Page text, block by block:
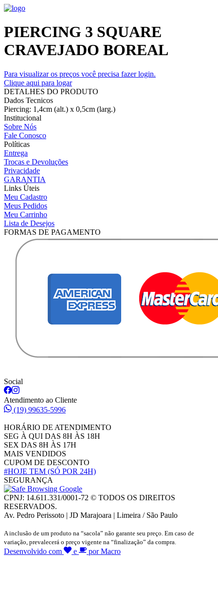
PIERCING 3 SQUARE
CRAVEJADO BOREAL
Para visualizar os preços você precisa fazer login.
Clique aqui para logar
DETALHES DO PRODUTO
Dados Tecnicos
Piercing: 1,4cm (alt.) x 0,5cm (larg.)
Institucional
Sobre Nós
Fale Conosco
Políticas
Entrega
Trocas e Devoluções
Privacidade
GARANTIA
Links Úteis
Meu Cadastro
Meus Pedidos
Meu Carrinho
Lista de Desejos
FORMAS DE PAGAMENTO
Social
Atendimento ao Cliente
(19) 99635-5996
HORÁRIO DE ATENDIMENTO
SEG À QUI DAS 8H ÀS 18H
SEX DAS 8H ÀS 17H
MAIS VENDIDOS
CUPOM DE DESCONTO
#HOJE TEM (SÓ POR 24H)
SEGURANÇA
CPNJ: 14.611.331/0001-72 © TODOS OS DIREITOS
RESERVADOS.
Av. Pedro Perissoto | JD Marajoara | Limeira / São Paulo
A inclusão de um produto na “sacola” não garante seu preço. Em caso de
variação, prevalecerá o preço vigente na “finalização” da compra.
Desenvolvido com e por Macro